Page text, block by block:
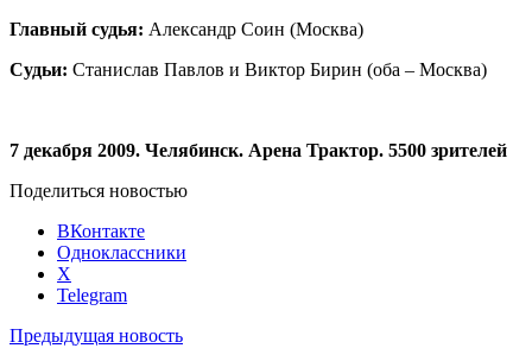
Главный судья: Александр Соин (Москва)
Судьи: Станислав Павлов и Виктор Бирин (оба – Москва)
7 декабря 2009. Челябинск. Арена Трактор. 5500 зрителей
Поделиться новостью
ВКонтакте
Одноклассники
X
Telegram
Предыдущая новость